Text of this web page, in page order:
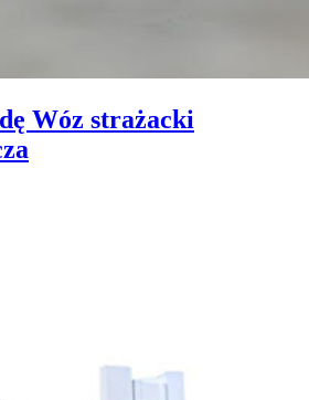
Wóz strażacki